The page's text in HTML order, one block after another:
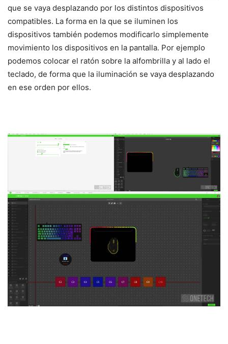
que se vaya desplazando por los distintos dispositivos
compatibles. La forma en la que se iluminen los
dispositivos también podemos modificarlo simplemente
movimiento los dispositivos en la pantalla. Por ejemplo
podemos colocar el ratón sobre la alfombrilla y al lado el
teclado, de forma que la iluminación se vaya desplazando
en ese orden por ellos.